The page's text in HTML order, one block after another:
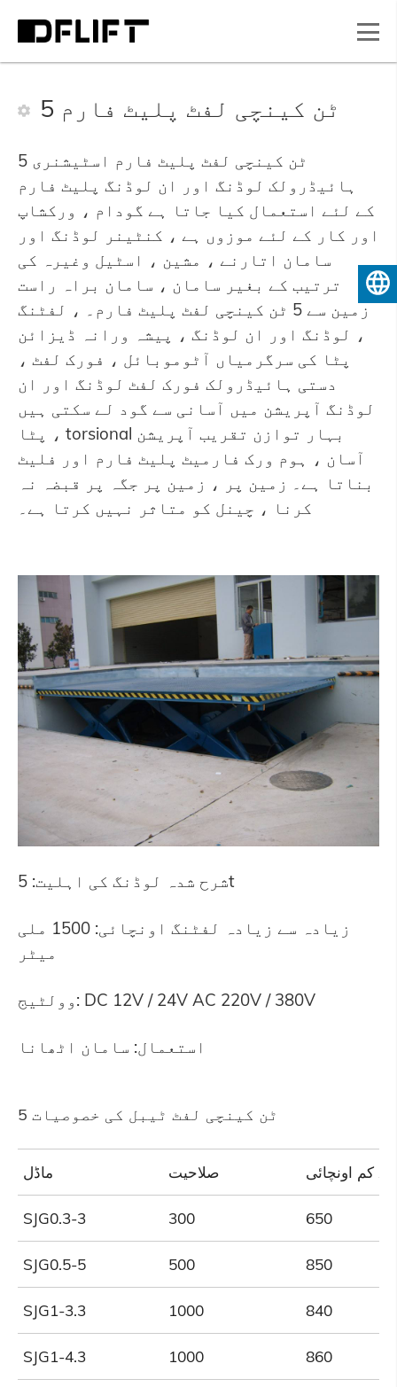
5 ٹن کینچی لفٹ پلیٹ فارم
5 ٹن کینچی لفٹ پلیٹ فارم اسٹیشنری
ہائیڈرولک لوڈنگ اور ان لوڈنگ پلیٹ فارم
کے لئے استعمال کیا جاتا ہے گودام ، ورکشاپ
اور کار کے لئے موزوں ہے ، کنٹینر لوڈنگ اور
سامان اتارنے ، مشین ، اسٹیل وغیرہ کی
ترتیب کے بغیر سامان ، سامان براہ راست
زمین سے 5 ٹن کینچی لفٹ پلیٹ فارم۔ ، لفٹنگ
، لوڈنگ اور ان لوڈنگ ، پیشہ ورانہ ڈیزائن
پٹا کی سرگرمیاں آٹوموبائل ، فورک لفٹ ،
دستی ہائیڈرولک فورک لفٹ لوڈنگ اور ان
لوڈنگ آپریشن میں آسانی سے گود لے سکتی ہیں
، پٹا torsional بہار توازن تقریب آپریشن
آسان ، ہوم ورک فارمیٹ پلیٹ فارم اور فلیٹ
بناتا ہے۔ زمین پر ، زمین پر جگہ پر قبضہ نہ
کرنا ، چینل کو متاثر نہیں کرتا ہے۔
شرح شدہ لوڈنگ کی اہلیت: 5t
زیادہ سے زیادہ لفٹنگ اونچائی: 1500 ملی
میٹر
وولٹیج: DC 12V / 24V AC 220V / 380V
استعمال: سامان اٹھانا
5 ٹن کینچی لفٹ ٹیبل کی خصوصیات
صلاحیت کم اونچائی
SJG0.3-3 300 650
SJG0.5-5 500 850
SJG1-3.3 1000 840
SJG1-4.3 1000 860
اردو